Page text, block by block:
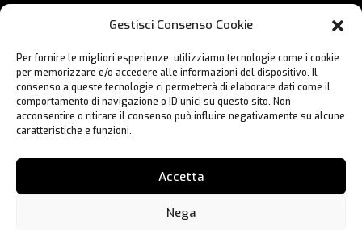
Gestisci Consenso Cookie
Per fornire le migliori esperienze, utilizziamo tecnologie come i cookie
per memorizzare e/o accedere alle informazioni del dispositivo. Il
consenso a queste tecnologie ci permetterà di elaborare dati come il
comportamento di navigazione o ID unici su questo sito. Non
acconsentire o ritirare il consenso può influire negativamente su alcune
caratteristiche e funzioni.
Accetta
Nega
Link Utili
Cookie Policy
Lavora con Noi
Contatti